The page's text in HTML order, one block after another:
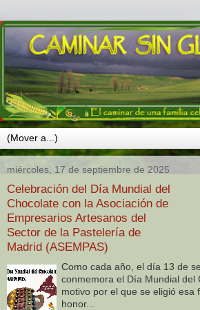
miércoles, 17 de septiembre de 2025
Celebración del Día Mundial del
Chocolate con la Asociación de
Empresarios Artesanos del
Sector de la Pastelería de
Madrid (ASEMPAS)
Como cada año, el día 13 de
conmemora el Día Mundial del
motivo por el que se eligió esa
honor...